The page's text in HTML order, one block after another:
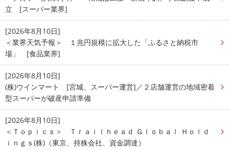
立 [スーパー業界]
[2026年8月10日]
＜業界天気予報＞ １兆円規模に拡大した「ふるさと納税市
場」 [食品業界]
[2026年8月10日]
(株)ウインマート [宮城、スーパー運営]／２店舗運営の地域密着
型スーパーが破産申請準備
[2026年8月10日]
＜Ｔｏｐｉｃｓ＞ Ｔｒａｉｌｈｅａｄ Ｇｌｏｂａｌ Ｈｏｌｄ
ｉｎｇｓ(株)（東京、持株会社、資金調達）